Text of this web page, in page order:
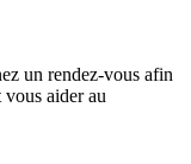
un rendez-vous afin
aider au